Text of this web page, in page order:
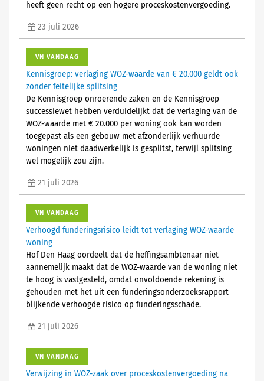
heeft geen recht op een hogere proceskostenvergoeding.
23 juli 2026
VN VANDAAG
Kennisgroep: verlaging WOZ-waarde van € 20.000 geldt ook
zonder feitelijke splitsing
De Kennisgroep onroerende zaken en de Kennisgroep
successiewet hebben verduidelijkt dat de verlaging van de
WOZ-waarde met € 20.000 per woning ook kan worden
toegepast als een gebouw met afzonderlijk verhuurde
woningen niet daadwerkelijk is gesplitst, terwijl splitsing
wel mogelijk zou zijn.
21 juli 2026
VN VANDAAG
Verhoogd funderingsrisico leidt tot verlaging WOZ-waarde
woning
Hof Den Haag oordeelt dat de heffingsambtenaar niet
aannemelijk maakt dat de WOZ-waarde van de woning niet
te hoog is vastgesteld, omdat onvoldoende rekening is
gehouden met het uit een funderingsonderzoeksrapport
blijkende verhoogde risico op funderingsschade.
21 juli 2026
VN VANDAAG
Verwijzing in WOZ-zaak over proceskostenvergoeding na